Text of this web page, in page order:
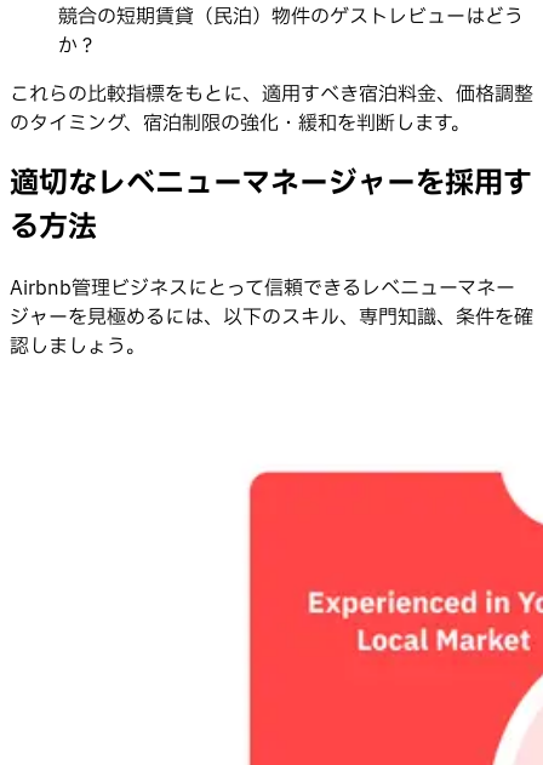
競合の短期賃貸（民泊）物件のゲストレビューはどう
か？
これらの比較指標をもとに、適用すべき宿泊料金、価格調整
のタイミング、宿泊制限の強化・緩和を判断します。
適切なレベニューマネージャーを採用す
る方法
Airbnb管理ビジネスにとって信頼できるレベニューマネー
ジャーを見極めるには、以下のスキル、専門知識、条件を確
認しましょう。